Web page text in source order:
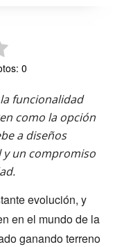
0
funcionalidad
como la opción
a diseños
y un compromiso
evolución, y
en el mundo de la
ganando terreno